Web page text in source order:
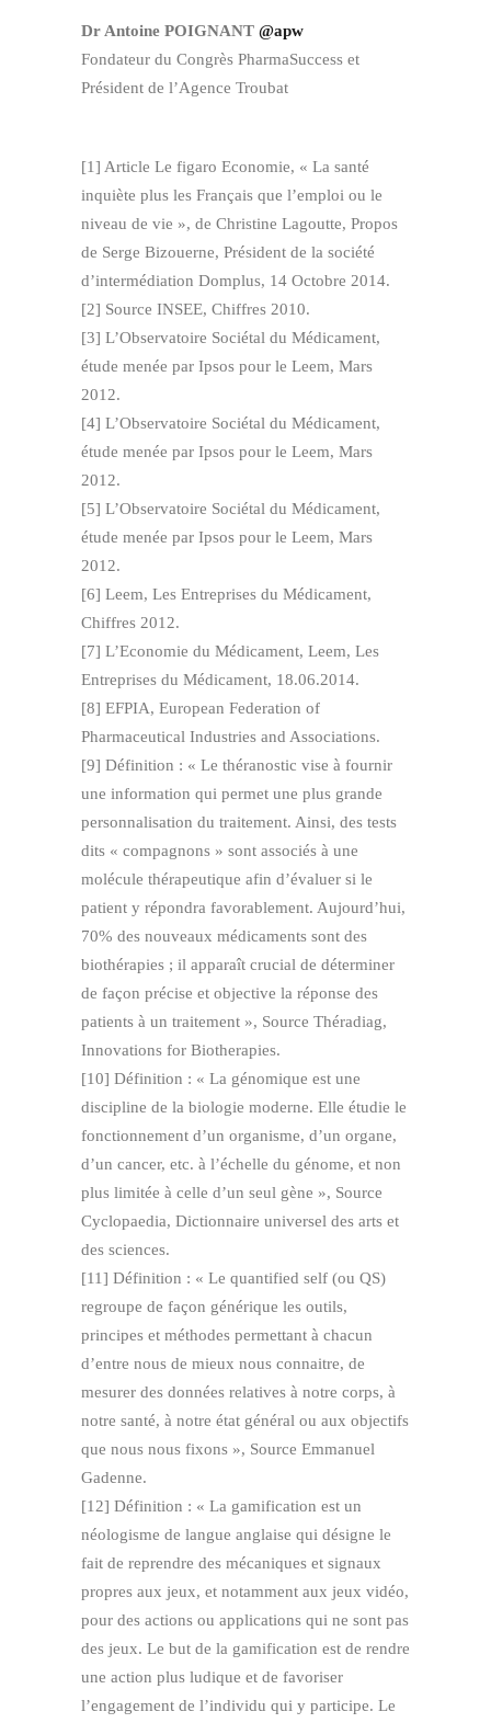
Dr Antoine POIGNANT @apw
Fondateur du Congrès PharmaSuccess et
Président de l’Agence Troubat
[1] Article Le figaro Economie, « La santé
inquiète plus les Français que l’emploi ou le
niveau de vie », de Christine Lagoutte, Propos
de Serge Bizouerne, Président de la société
d’intermédiation Domplus, 14 Octobre 2014.
[2] Source INSEE, Chiffres 2010.
[3] L’Observatoire Sociétal du Médicament,
étude menée par Ipsos pour le Leem, Mars
2012.
[4] L’Observatoire Sociétal du Médicament,
étude menée par Ipsos pour le Leem, Mars
2012.
[5] L’Observatoire Sociétal du Médicament,
étude menée par Ipsos pour le Leem, Mars
2012.
[6] Leem, Les Entreprises du Médicament,
Chiffres 2012.
[7] L’Economie du Médicament, Leem, Les
Entreprises du Médicament, 18.06.2014.
[8] EFPIA, European Federation of
Pharmaceutical Industries and Associations.
[9] Définition : « Le théranostic vise à fournir
une information qui permet une plus grande
personnalisation du traitement. Ainsi, des tests
dits « compagnons » sont associés à une
molécule thérapeutique afin d’évaluer si le
patient y répondra favorablement. Aujourd’hui,
70% des nouveaux médicaments sont des
biothérapies ; il apparaît crucial de déterminer
de façon précise et objective la réponse des
patients à un traitement », Source Théradiag,
Innovations for Biotherapies.
[10] Définition : « La génomique est une
discipline de la biologie moderne. Elle étudie le
fonctionnement d’un organisme, d’un organe,
d’un cancer, etc. à l’échelle du génome, et non
plus limitée à celle d’un seul gène », Source
Cyclopaedia, Dictionnaire universel des arts et
des sciences.
[11] Définition : « Le quantified self (ou QS)
regroupe de façon générique les outils,
principes et méthodes permettant à chacun
d’entre nous de mieux nous connaitre, de
mesurer des données relatives à notre corps, à
notre santé, à notre état général ou aux objectifs
que nous nous fixons », Source Emmanuel
Gadenne.
[12] Définition : « La gamification est un
néologisme de langue anglaise qui désigne le
fait de reprendre des mécaniques et signaux
propres aux jeux, et notamment aux jeux vidéo,
pour des actions ou applications qui ne sont pas
des jeux. Le but de la gamification est de rendre
une action plus ludique et de favoriser
l’engagement de l’individu qui y participe. Le